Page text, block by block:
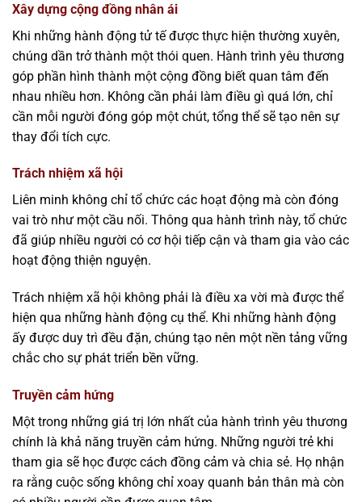
Xây dựng cộng đồng nhân ái
Khi những hành động tử tế được thực hiện thường xuyên,
chúng dần trở thành một thói quen. Hành trình yêu thương
góp phần hình thành một cộng đồng biết quan tâm đến
nhau nhiều hơn. Không cần phải làm điều gì quá lớn, chỉ
cần mỗi người đóng góp một chút, tổng thể sẽ tạo nên sự
thay đổi tích cực.
Trách nhiệm xã hội
Liên minh không chỉ tổ chức các hoạt động mà còn đóng
vai trò như một cầu nối. Thông qua hành trình này, tổ chức
đã giúp nhiều người có cơ hội tiếp cận và tham gia vào các
hoạt động thiện nguyện.
Trách nhiệm xã hội không phải là điều xa vời mà được thể
hiện qua những hành động cụ thể. Khi những hành động
ấy được duy trì đều đặn, chúng tạo nên một nền tảng vững
chắc cho sự phát triển bền vững.
Truyền cảm hứng
Một trong những giá trị lớn nhất của hành trình yêu thương
chính là khả năng truyền cảm hứng. Những người trẻ khi
tham gia sẽ học được cách đồng cảm và chia sẻ. Họ nhận
ra rằng cuộc sống không chỉ xoay quanh bản thân mà còn